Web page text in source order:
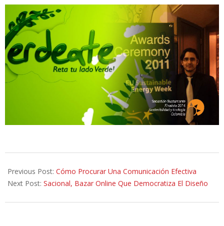
07-
10
Previous Post: Cómo Procurar Una Comunicación Efectiva
Next Post: Sacional, Bazar Online Que Democratiza El Diseño